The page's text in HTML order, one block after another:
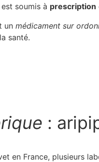
soumis à prescription
un médicament sur
santé.
:
en France, plusieurs